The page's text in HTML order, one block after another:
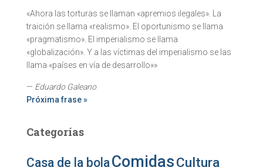
«Ahora las torturas se llaman «apremios ilegales». La
traición se llama «realismo». El oportunismo se llama
«pragmatismo». El imperialismo se llama
«globalización». Y a las víctimas del imperialismo se las
llama «países en vía de desarrollo»»
— Eduardo Galeano
Próxima frase »
Categorías
Casa de la bolaComidasCultura